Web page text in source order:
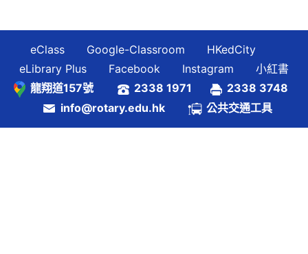
eClass Google-Classroom
HKedCity
eLibrary Plus
Facebook Instagram
小紅書
龍翔道157號
2338 1971
2338 3748
info@rotary.edu.hk
公共交通工具